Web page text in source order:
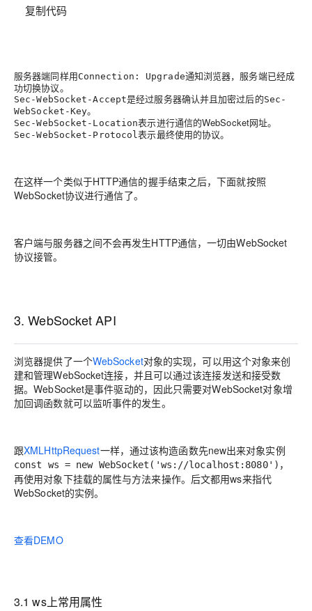
复制代码
服务器端同样用Connection: Upgrade通知浏览器，服务端已经成
功切换协议。
Sec-WebSocket-Accept是经过服务器确认并且加密过后的Sec-
WebSocket-Key。
Sec-WebSocket-Location表示进行通信的WebSocket网址。
Sec-WebSocket-Protocol表示最终使用的协议。
在这样一个类似于HTTP通信的握手结束之后，下面就按照
WebSocket协议进行通信了。
客户端与服务器之间不会再发生HTTP通信，一切由WebSocket
协议接管。
3. WebSocket API
浏览器提供了一个WebSocket对象的实现，可以用这个对象来创
建和管理WebSocket连接，并且可以通过该连接发送和接受数
据。WebSocket是事件驱动的，因此只需要对WebSocket对象增
加回调函数就可以监听事件的发生。
跟XMLHttpRequest一样，通过该构造函数先new出来对象实例
const ws = new WebSocket('ws://localhost:8080') ，
再使用对象下挂载的属性与方法来操作。后文都用ws来指代
WebSocket的实例。
查看DEMO
3.1 ws上常用属性